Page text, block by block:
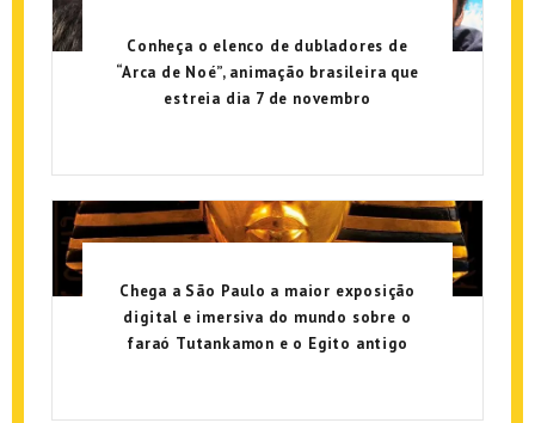
Conheça o elenco de dubladores de
“Arca de Noé”, animação brasileira que
estreia dia 7 de novembro
Chega a São Paulo a maior exposição
digital e imersiva do mundo sobre o
faraó Tutankamon e o Egito antigo